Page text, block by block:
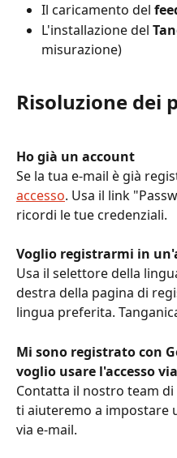
Il caricamento del
L'installazione del
misurazione)
Risoluzione dei
Ho già un account
Se la tua e-mail è già
accesso. Usa il link
ricordi le tue credenziali.
Voglio registrarmi in
Usa il selettore della
destra della pagina di
lingua preferita.
Mi sono registrato con
voglio usare l'accesso
Contatta il nostro team
ti aiuteremo a impostare
via e-mail.